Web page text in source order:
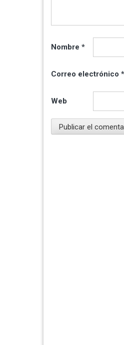
Nombre *
Correo electrónico *
Web